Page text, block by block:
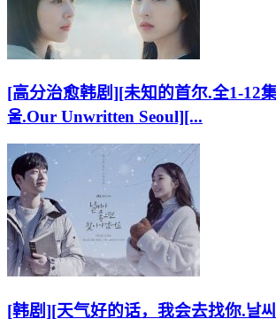
[高分治愈韩剧][未知的首尔.全1-12集
울.Our Unwritten Seoul][...
[韩剧][天气好的话，我会去找你.날씨